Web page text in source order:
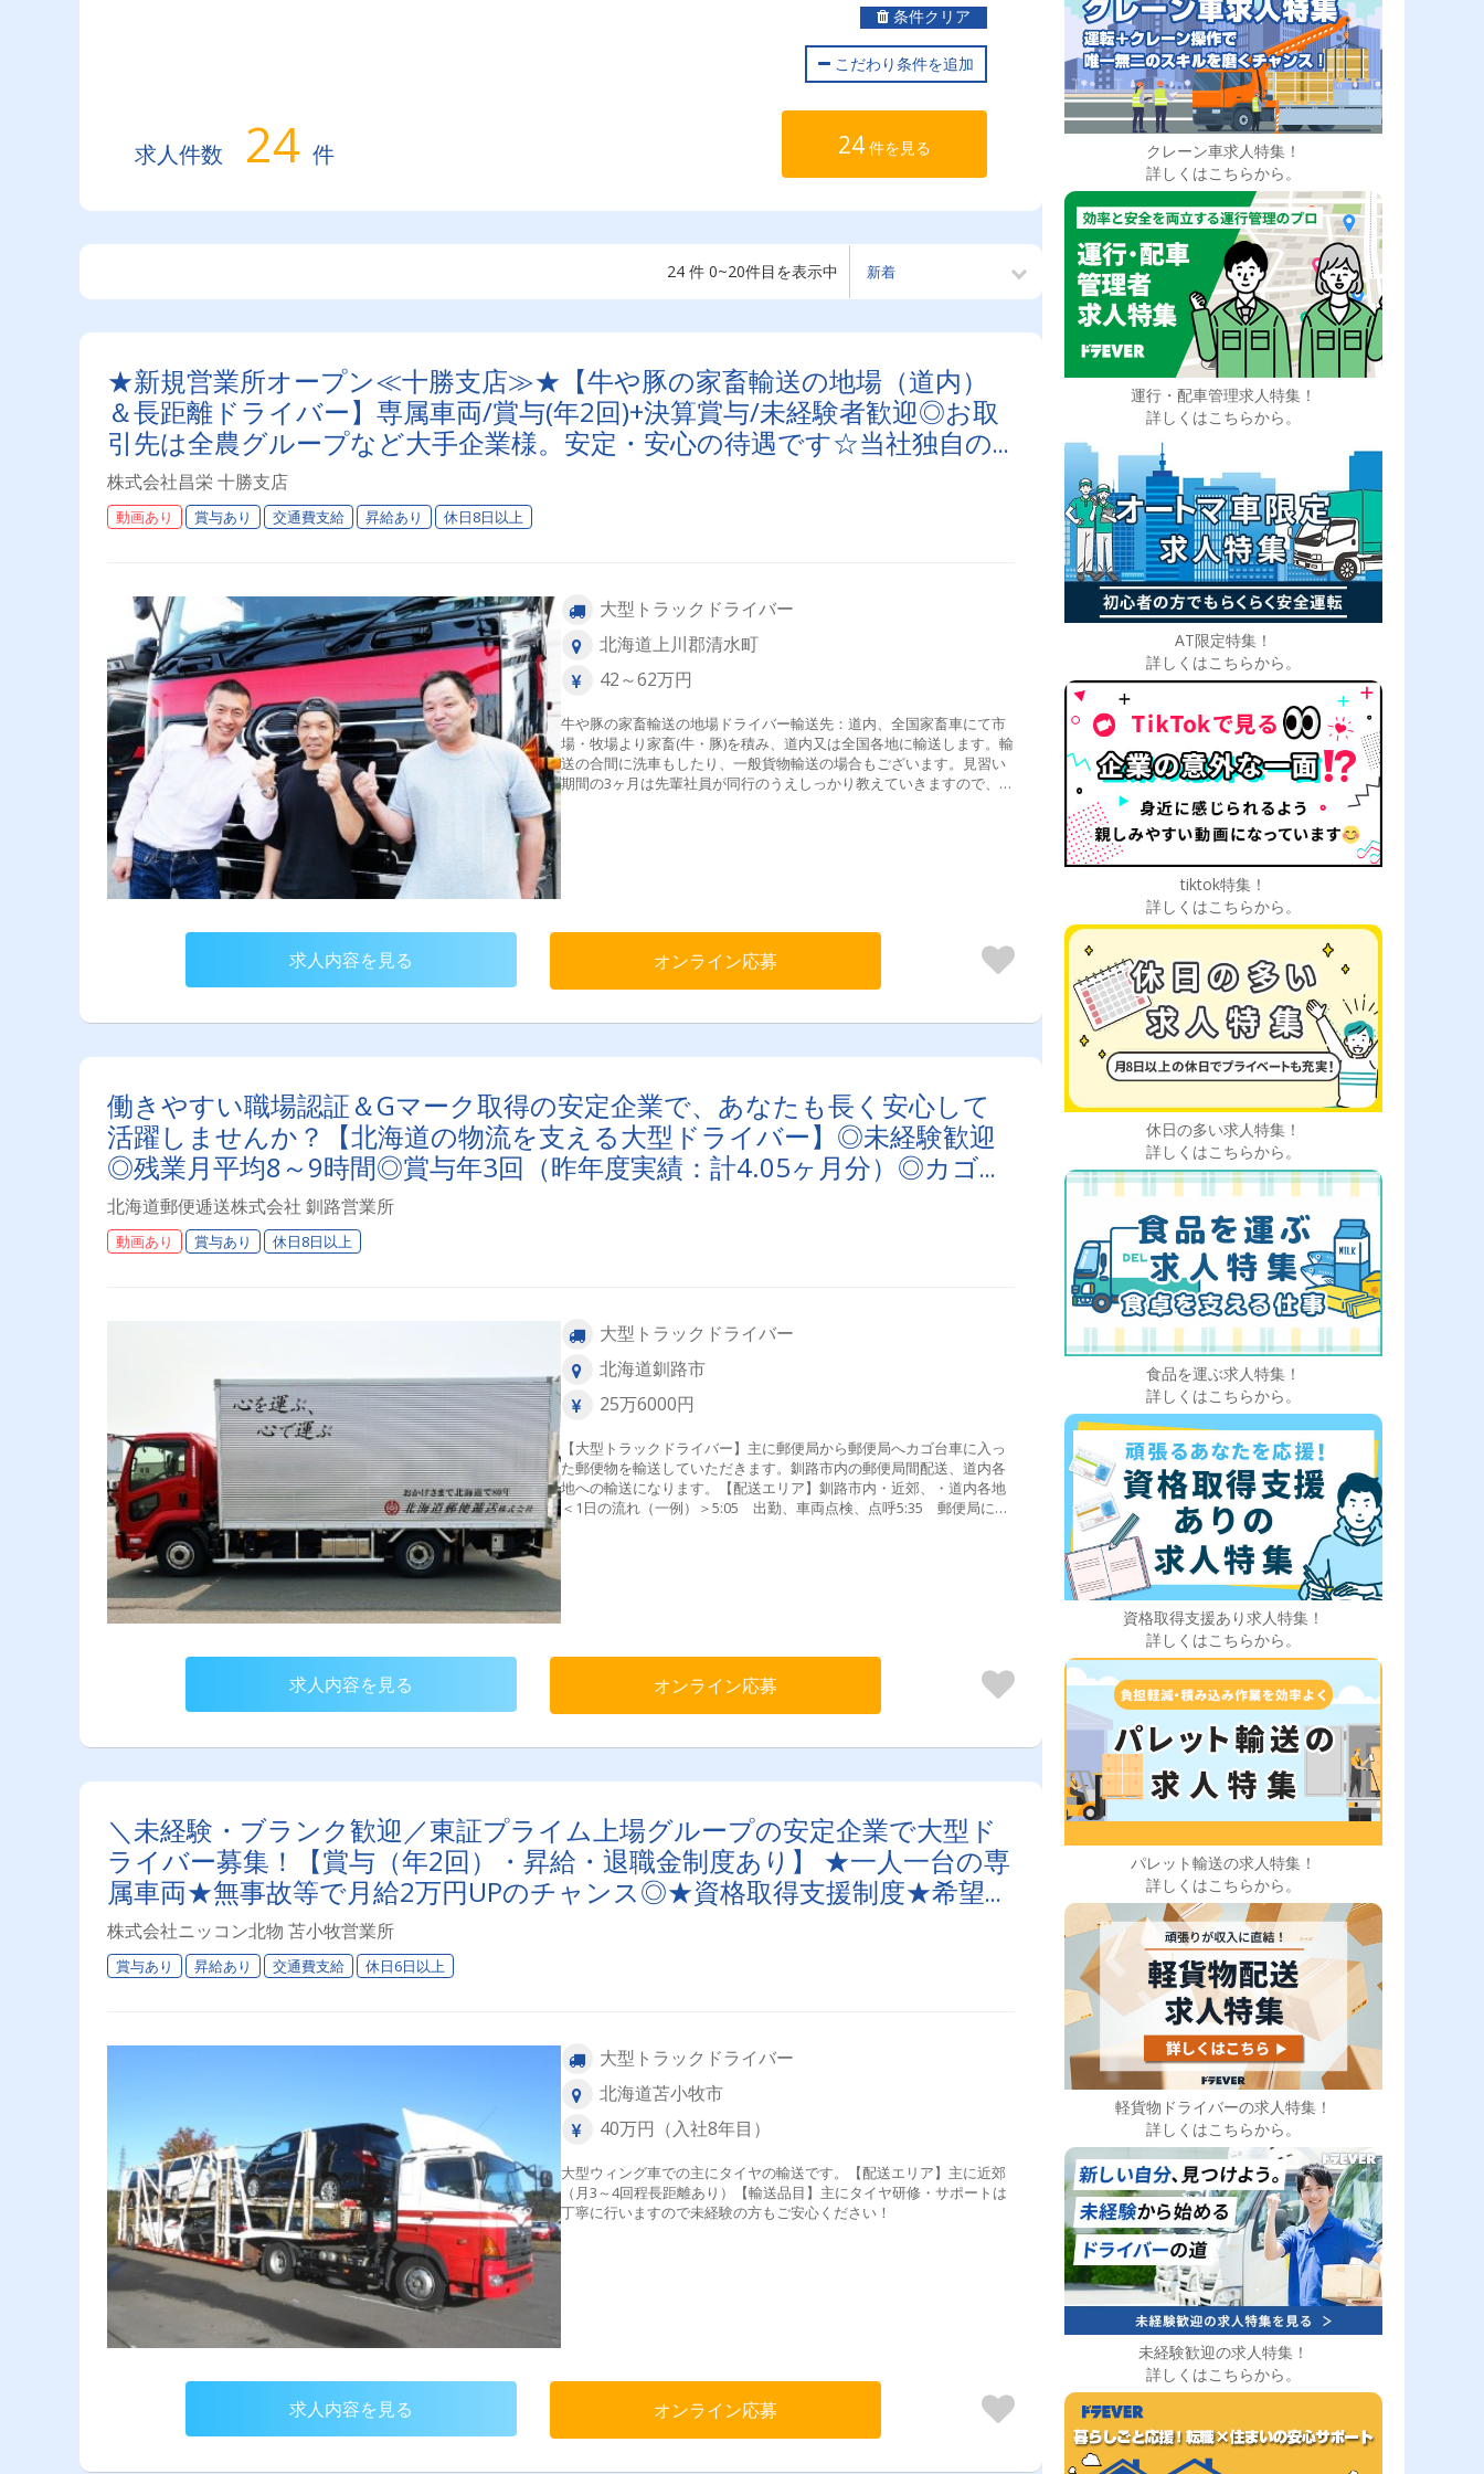
条件クリア
こだわり条件を追加
求人件数 24 件 24 件を見る
24 件 0~20件目を表示中
★新規営業所オープン≪十勝支店≫★【牛や豚の家畜輸送の地場（道内）
＆長距離ドライバー】専属車両/賞与(年2回)+決算賞与/未経験者歓迎◎お取
引先は全農グループなど大手企業様。安定・安心の待遇です☆当社独自の
待遇☆燃費ランキング上位14位には毎月最大4万円～4000円支給♪
株式会社昌栄 十勝支店
動画あり 賞与あり 交通費支給 昇給あり 休日8日以上
大型トラックドライバー
北海道上川郡清水町
42～62万円
牛や豚の家畜輸送の地場ドライバー輸送先：道内、全国家畜車にて市
場・牧場より家畜(牛・豚)を積み、道内又は全国各地に輸送します。輸
送の合間に洗車もしたり、一般貨物輸送の場合もございます。見習い
期間の3ヶ月は先輩社員が同行のうえしっかり教えていきますので、未
求人内容を見る オンライン応募
働きやすい職場認証＆Gマーク取得の安定企業で、あなたも長く安心して
活躍しませんか？【北海道の物流を支える大型ドライバー】◎未経験歓迎
◎残業月平均8～9時間◎賞与年3回（昨年度実績：計4.05ヶ月分）◎カゴ台
車メイン
北海道郵便逓送株式会社 釧路営業所
動画あり 賞与あり 休日8日以上
大型トラックドライバー
北海道釧路市
25万6000円
【大型トラックドライバー】主に郵便局から郵便局へカゴ台車に入っ
た郵便物を輸送していただきます。釧路市内の郵便局間配送、道内各
地への輸送になります。【配送エリア】釧路市内・近郊、・道内各地
＜1日の流れ（一例）＞5:05 出勤、車両点検、点呼5:35 郵便局に接
車 仕分け済みのカゴ台車を積み込みして運行開始9:25 配送先
折り返し運行開始14:30 配送先の郵便局で荷下ろし15:00 帰営、業
務終了。お疲れ様でした！
求人内容を見る オンライン応募
＼未経験・ブランク歓迎／東証プライム上場グループの安定企業で大型ド
ライバー募集！【賞与（年2回）・昇給・退職金制度あり】 ★一人一台の専
属車両★無事故等で月給2万円UPのチャンス◎★資格取得支援制度★希望休
＆育休実績あり！女性ドライバーも活躍中の働きやすい職場です♪
株式会社ニッコン北物 苫小牧営業所
賞与あり 昇給あり 交通費支給 休日6日以上
大型トラックドライバー
北海道苫小牧市
40万円（入社8年目）
大型ウィング車での主にタイヤの輸送です。【配送エリア】主に近郊
（月3～4回程長距離あり）【輸送品目】主にタイヤ研修・サポートは
丁寧に行いますので未経験の方もご安心ください！
求人内容を見る オンライン応募
クレーン車求人特集！
詳しくはこちらから。
運行・配車管理求人特集！
詳しくはこちらから。
AT限定特集！
詳しくはこちらから。
tiktok特集！
詳しくはこちらから。
休日の多い求人特集！
詳しくはこちらから。
食品を運ぶ求人特集！
詳しくはこちらから。
資格取得支援あり求人特集！
詳しくはこちらから。
パレット輸送の求人特集！
詳しくはこちらから。
軽貨物ドライバーの求人特集！
詳しくはこちらから。
未経験歓迎の求人特集！
詳しくはこちらから。